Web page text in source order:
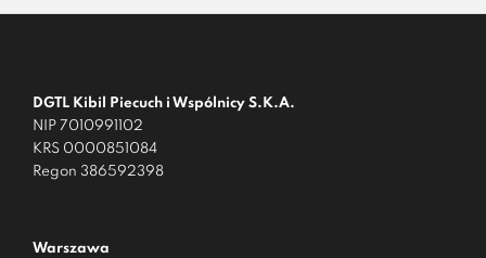
DGTL Kibil Piecuch i Wspólnicy S.K.A.
NIP 7010991102
KRS 0000851084
Regon 386592398
Warszawa